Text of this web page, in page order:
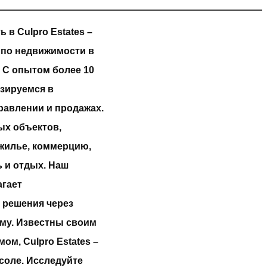
в Culpro Estates –
недвижимости в
опытом более 10
в
и продажах.
объектов,
коммерцию,
и отдых. Наш
через
Известны своим
Culpro Estates –
Исследуйте